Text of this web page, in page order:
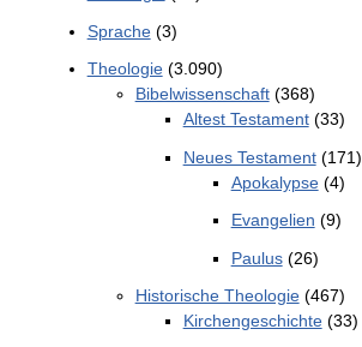
Sprache(3)
Theologie(3.090)
Bibelwissenschaft(368)
Altest Testament(33)
Neues Testament(171)
Apokalypse(4)
Evangelien (9)
Paulus(26)
Historische Theologie(467)
Kirchengeschichte(33)